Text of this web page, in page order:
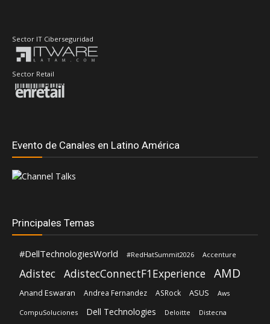
Sector IT Ciberseguridad
Sector Retail
Evento de Canales en Latino América
Principales Temas
#DellTechnologiesWorld #RedHatSummit2026 Accenture
Adistec AdistecConnectF1Experience AMD
Anand Eswaran Andrea Fernandez ASRock ASUS Aws
CompuSoluciones Dell Technologies Deloitte Distecna